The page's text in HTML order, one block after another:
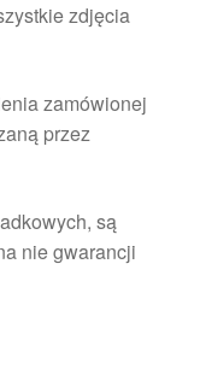
zdjęcia
zamówionej
przez
są
nie gwarancji